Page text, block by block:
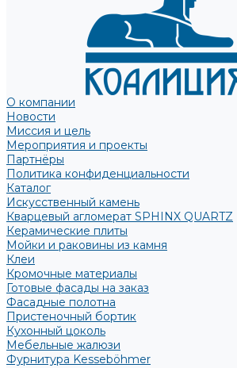
О компании
Новости
Миссия и цель
Мероприятия и проекты
Партнёры
Политика конфиденциальности
Каталог
Искусственный камень
Кварцевый агломерат SPHINX QUARTZ
Керамические плиты
Мойки и раковины из камня
Клеи
Кромочные материалы
Готовые фасады на заказ
Фасадные полотна
Пристеночный бортик
Кухонный цоколь
Мебельные жалюзи
Фурнитура Kesseböhmer